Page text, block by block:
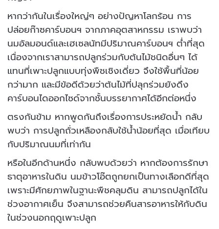
หากว่ากันในเรื่องใหญ่ๆ อย่างปัญหาโลกร้อน การ
ปล่อยก๊าซคาร์บอนฯ จากภาคอุตสาหกรรม เราพบว่า
นมอัลมอนด์และเฮเซลนัทมีปริมาณคาร์บอนฯ ต่ำที่สุด
เนื่องจากเราสามารถปลูกร่วมกับต้นไม้ชนิดอื่นๆ ได้
แทนที่เพาะปลูกแบบทุ่งพืชเชิงเดี่ยว จึงใช้พื้นที่น้อย
กว่ามาก และมีข้อดีด้วยว่าต้นไม้ที่ปลุกร่วมยังดึง
คาร์บอนไดออกไซด์จากชั้นบรรยากาศได้อีกต่อหนึ่ง
ตรงกันข้าม หากพูดกันถึงเรื่องการประหยัดน้ำ กลับ
พบว่า การปลูกถั่วเหลืองกลับใช้น้ำน้อยที่สุด เมื่อเทียบ
กับปริมาณนมที่เท่ากัน
หรือในอีกด้านหนึ่ง กลับพบด้วยว่า หากต้องการรักษา
ธาตุอาหารในดิน นมข้าวโอ๊ตถูกยกเป็นทางเลือกดีที่สุด
เพราะมีศักยภาพในฐานะพืชคลุมดิน สามารถปลูกได้ใน
ช่วงอากาศเย็น จึงสามารถช่วยคืนสารอาหารให้กับดิน
ในช่วงนอกฤดูเพาะปลูก